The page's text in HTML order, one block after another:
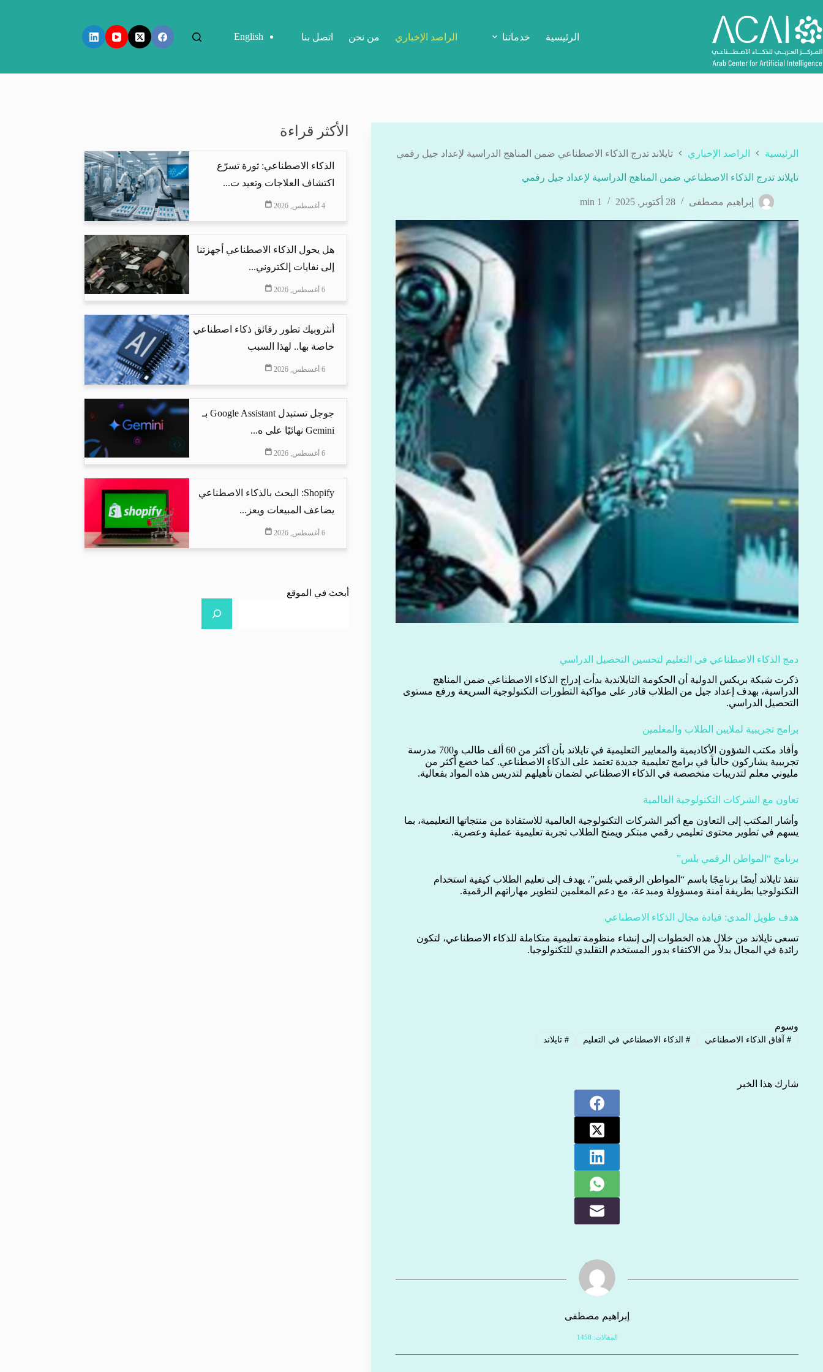
إلى
المحتوى
الرئيسية خدماتنا الراصد الإخباري من نحن اتصل بنا English
الرئيسية الراصد الإخباري تايلاند تدرج الذكاء الاصطناعي ضمن المناهج الدراسية لإعداد جيل رقمي
تايلاند تدرج الذكاء الاصطناعي ضمن المناهج الدراسية لإعداد جيل رقمي
إبراهيم مصطفى 28 أكتوبر, 2025 1 min
دمج الذكاء الاصطناعي في التعليم لتحسين التحصيل الدراسي
ذكرت شبكة بريكس الدولية أن الحكومة التايلاندية بدأت إدراج الذكاء الاصطناعي ضمن المناهج
الدراسية، بهدف إعداد جيل من الطلاب قادر على مواكبة التطورات التكنولوجية السريعة ورفع مستوى
التحصيل الدراسي.
برامج تجريبية لملايين الطلاب والمعلمين
وأفاد مكتب الشؤون الأكاديمية والمعايير التعليمية في تايلاند بأن أكثر من 60 ألف طالب و700 مدرسة
تجريبية يشاركون حالياً في برامج تعليمية جديدة تعتمد على الذكاء الاصطناعي. كما خضع أكثر من
مليوني معلم لتدريبات متخصصة في الذكاء الاصطناعي لضمان تأهيلهم لتدريس هذه المواد بفعالية.
تعاون مع الشركات التكنولوجية العالمية
وأشار المكتب إلى التعاون مع أكبر الشركات التكنولوجية العالمية للاستفادة من منتجاتها التعليمية، بما
يسهم في تطوير محتوى تعليمي رقمي مبتكر ويمنح الطلاب تجربة تعليمية عملية وعصرية.
برنامج “المواطن الرقمي بلس”
تنفذ تايلاند أيضًا برنامجًا باسم “المواطن الرقمي بلس”، يهدف إلى تعليم الطلاب كيفية استخدام
التكنولوجيا بطريقة آمنة ومسؤولة ومبدعة، مع دعم المعلمين لتطوير مهاراتهم الرقمية.
هدف طويل المدى: قيادة مجال الذكاء الاصطناعي
تسعى تايلاند من خلال هذه الخطوات إلى إنشاء منظومة تعليمية متكاملة للذكاء الاصطناعي، لتكون
رائدة في المجال بدلاً من الاكتفاء بدور المستخدم التقليدي للتكنولوجيا.
وسوم
#آفاق الذكاء الاصطناعي #الذكاء الاصطناعي في التعليم # تايلاند
شارك هذا الخبر
إبراهيم مصطفى
المقالات: 1458
الأكثر قراءة
الذكاء الاصطناعي: ثورة تسرّع
اكتشاف العلاجات وتعيد ت...
4 أغسطس, 2026
هل يحول الذكاء الاصطناعي أجهزتنا
إلى نفايات إلكتروني...
6 أغسطس, 2026
أنثروبيك تطور رقائق ذكاء اصطناعي
خاصة بها.. لهذا السبب
6 أغسطس, 2026
جوجل تستبدل Google Assistant بـ
Gemini نهائيًا على ه...
6 أغسطس, 2026
Shopify: البحث بالذكاء الاصطناعي
يضاعف المبيعات ويعز...
6 أغسطس, 2026
أبحث في الموقع